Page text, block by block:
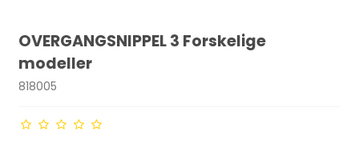
OVERGANGSNIPPEL 3 Forskelige
modeller
818005